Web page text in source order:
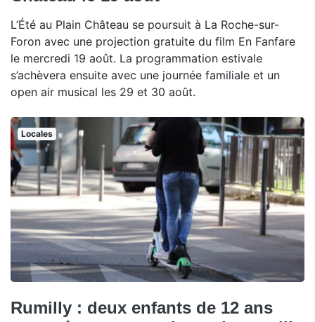
L’Été au Plain Château se poursuit à La Roche-sur-
Foron avec une projection gratuite du film En Fanfare
le mercredi 19 août. La programmation estivale
s’achèvera ensuite avec une journée familiale et un
open air musical les 29 et 30 août.
Locales
Rumilly : deux enfants de 12 ans